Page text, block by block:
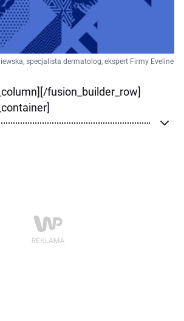
specjalista dermatolog, ekspert Firmy Eveline
fusion_builder_row]